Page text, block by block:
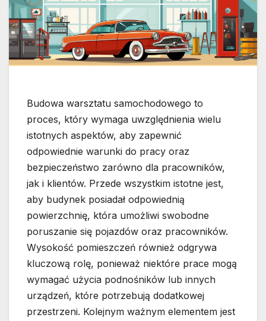
Budowa warsztatu samochodowego to
proces, który wymaga uwzględnienia wielu
istotnych aspektów, aby zapewnić
odpowiednie warunki do pracy oraz
bezpieczeństwo zarówno dla pracowników,
jak i klientów. Przede wszystkim istotne jest,
aby budynek posiadał odpowiednią
powierzchnię, która umożliwi swobodne
poruszanie się pojazdów oraz pracowników.
Wysokość pomieszczeń również odgrywa
kluczową rolę, ponieważ niektóre prace mogą
wymagać użycia podnośników lub innych
urządzeń, które potrzebują dodatkowej
przestrzeni. Kolejnym ważnym elementem jest